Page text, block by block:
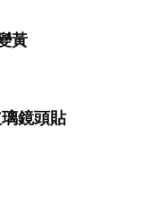
黃
鏡頭貼